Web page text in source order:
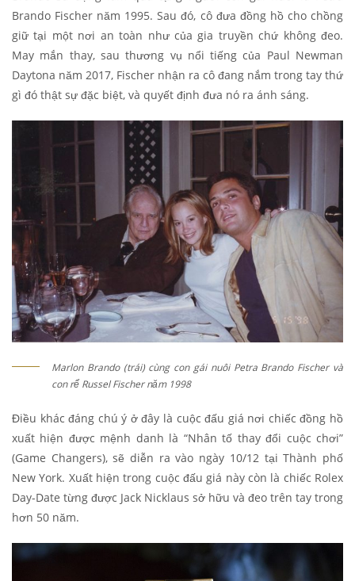
Brando Fischer năm 1995. Sau đó, cô đưa đồng hồ cho chồng
giữ tại một nơi an toàn như của gia truyền chứ không đeo.
May mắn thay, sau thương vụ nổi tiếng của Paul Newman
Daytona năm 2017, Fischer nhận ra cô đang nắm trong tay thứ
gì đó thật sự đặc biệt, và quyết định đưa nó ra ánh sáng.
Marlon Brando (trái) cùng con gái nuôi Petra Brando Fischer và
con rể Russel Fischer năm 1998
Điều khác đáng chú ý ở đây là cuộc đấu giá nơi chiếc đồng hồ
xuất hiện được mệnh danh là “Nhân tố thay đổi cuộc chơi”
(Game Changers), sẽ diễn ra vào ngày 10/12 tại Thành phố
New York. Xuất hiện trong cuộc đấu giá này còn là chiếc Rolex
Day-Date từng được Jack Nicklaus sở hữu và đeo trên tay trong
hơn 50 năm.